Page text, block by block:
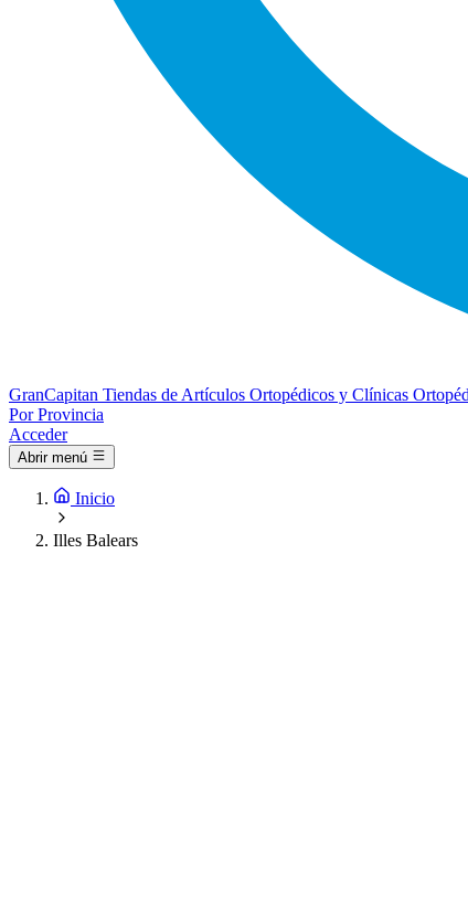
GranCapitan Tiendas de Artículos Ortopédicos y Clínicas
Por Provincia
Acceder
Abrir menú
Inicio
Illes Balears